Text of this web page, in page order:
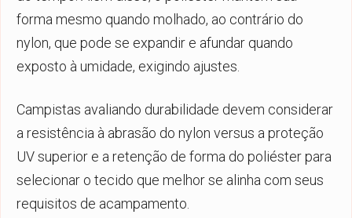
forma mesmo quando molhado, ao contrário do
nylon, que pode se expandir e afundar quando
exposto à umidade, exigindo ajustes.
Campistas avaliando durabilidade devem considerar
a resistência à abrasão do nylon versus a proteção
UV superior e a retenção de forma do poliéster para
selecionar o tecido que melhor se alinha com seus
requisitos de acampamento.